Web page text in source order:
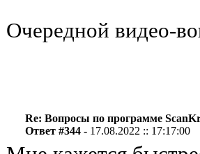
Очередной видео-
Re: Вопросы по программе
Ответ #344 - 17.08.2022 :: 17:17:00